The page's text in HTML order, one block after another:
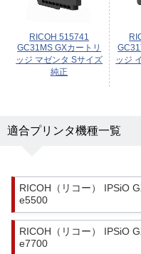
RICOH 515741
GC31MS GXカートリ
ッジ マゼンタ Sサイズ
純正
ッジ
適合プリンタ機種一覧
RICOH（リコー） IPSiO
e5500
RICOH（リコー） IPSiO
e7700